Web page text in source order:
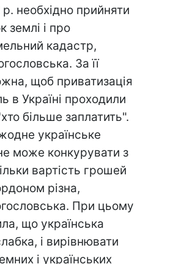
необхідно прийняти
землі і про
кадастр,
За її
щоб приватизація
в Україні проходили
більше заплатить".
українське
може конкурувати з
вартість грошей
різна,
При цьому
що українська
і вирівнювати
і українських